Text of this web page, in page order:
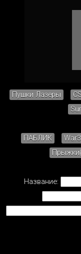
Пушки Лазеры
ПАБЛИК
Название: